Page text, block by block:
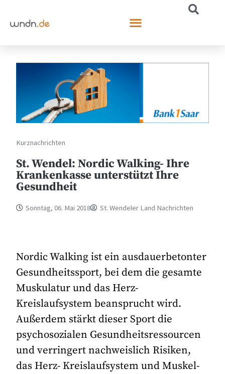
Kurznachrichten
St. Wendel: Nordic Walking- Ihre
Krankenkasse unterstützt Ihre
Gesundheit
Sonntag, 06. Mai 2018 St. Wendeler Land Nachrichten
Nordic Walking ist ein ausdauerbetonter
Gesundheitssport, bei dem die gesamte
Muskulatur und das Herz-
Kreislaufsystem beansprucht wird.
Außerdem stärkt dieser Sport die
psychosozialen Gesundheitsressourcen
und verringert nachweislich Risiken,
das Herz- Kreislaufsystem und Muskel-